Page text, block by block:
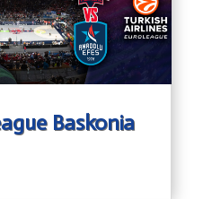
Baskonia